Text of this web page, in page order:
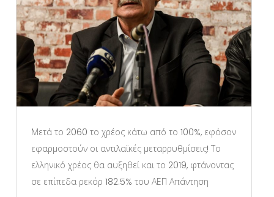
Μετά το 2060 το χρέος κάτω από το 100%, εφόσον
εφαρμοστούν οι αντιλαϊκές μεταρρυθμίσεις! Το
ελληνικό χρέος θα αυξηθεί και το 2019, φτάνοντας
σε επίπεδα ρεκόρ 182.5% του ΑΕΠ Απάντηση